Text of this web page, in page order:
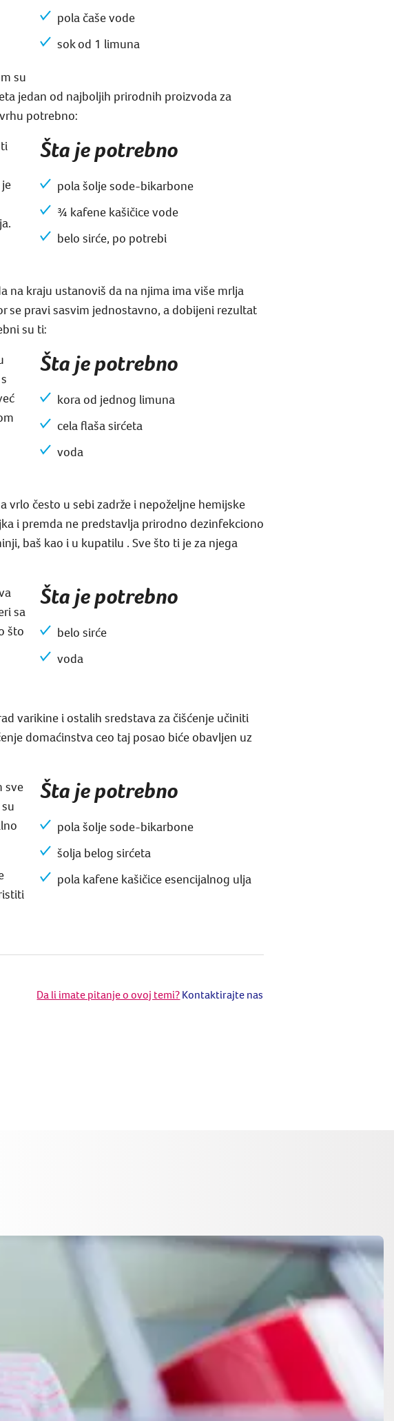
pola čaše vode
sok od 1 limuna
su
jedan od najboljih prirodnih proizvoda za
potrebno:
Šta je potrebno
pola šolje sode-bikarbone
¾ kafene kašičice vode
belo sirće, po potrebi
na kraju ustanoviš da na njima ima više mrlja
se pravi sasvim jednostavno, a dobijeni rezultat
su ti:
Šta je potrebno
kora od jednog limuna
cela flaša sirćeta
voda
vrlo često u sebi zadrže i nepoželjne hemijske
i premda ne predstavlja prirodno dezinfekciono
baš kao i u kupatilu . Sve što ti je za njega
Šta je potrebno
belo sirće
voda
sa
što
varikine i ostalih sredstava za čišćenje učiniti
domaćinstva ceo taj posao biće obavljen uz
Šta je potrebno
pola šolje sode-bikarbone
šolja belog sirćeta
pola kafene kašičice esencijalnog ulja
sve
Da li imate pitanje o ovoj temi? Kontaktirajte nas